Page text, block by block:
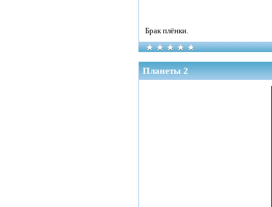
Брак плёнки.
Планеты 2